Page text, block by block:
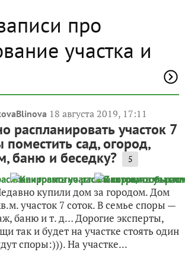
про
участка и
18 августа 2019, 17:11
распланировать участок 7
поместить сад, огород,
баню и беседку? 5
купили дом за городом. Дом
участок 7 соток. В семье споры —
баню и т. д… Дорогие эксперты,
так и будет на участке стоять один
споры:))). На участке...